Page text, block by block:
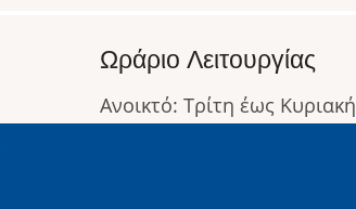
Ωράριο Λειτουργίας
Ανοικτό: Τρίτη έως Κυριακή